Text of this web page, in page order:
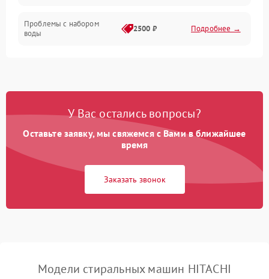
Проблемы с набором
воды
2500 ₽ Подробнее →
Замена платы управления 2200 ₽ Подробнее →
У Вас остались вопросы?
Оставьте заявку, мы свяжемся с Вами в ближайшее
время
Заказать звонок
Модели стиральных машин HITACHI